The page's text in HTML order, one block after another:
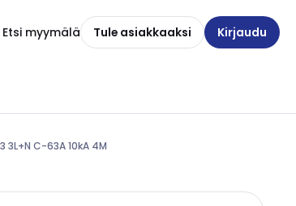
Etsi myymälä Tule asiakkaaksi Kirjaudu
C-63A 10kA 4M